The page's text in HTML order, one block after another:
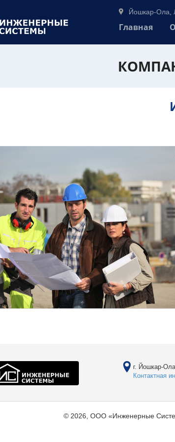
Йошкар-Ола,
Главная
г. Йошкар-
Контактная
© 2026, ООО «Инженерные